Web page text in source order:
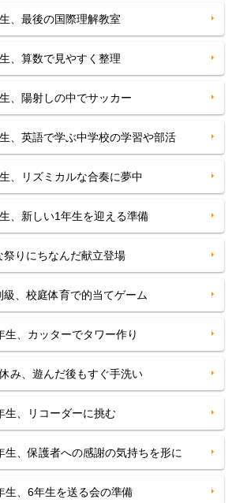
、最後の国際理解教室
、算数で見やすく整理
、陽射しの中でサッカー
、英語で学ぶ中学校の学習や部活
、リズミカルな合奏に夢中
、新しい1年生を迎える準備
りにちなんだ献立登場
、校庭体育で的当てゲーム
生、カッターでタワー作り
み、遊んだ後もすぐ手洗い
生、リコーダーに挑む
生、保護者への感謝の気持ちを形に
生、6年生を送る会の準備